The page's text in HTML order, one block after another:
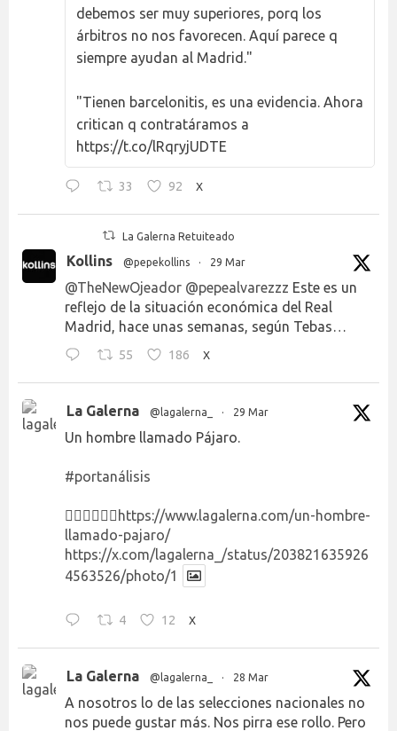
debemos ser muy superiores, porq los
árbitros no nos favorecen. Aquí parece q
siempre ayudan al Madrid."
"Tienen barcelonitis, es una evidencia. Ahora
critican q contratáramos a
https://t.co/lRqryjUDTE
33 92 X
La Galerna Retuiteado
Kollins @pepekollins · 29 Mar
@TheNewOjeador @pepealvarezzz Este es un
reflejo de la situación económica del Real
Madrid, hace unas semanas, según Tebas…
55 186 X
La Galerna @lagalerna_ · 29 Mar
Un hombre llamado Pájaro.
#portanálisis
👉🏻👉🏻👉🏻 https://www.lagalerna.com/un-hombre-
llamado-pajaro/
https://x.com/lagalerna_/status/203821635926
4563526/photo/1
4 12 X
La Galerna @lagalerna_ · 28 Mar
A nosotros lo de las selecciones nacionales no
nos puede gustar más. Nos pirra ese rollo. Pero